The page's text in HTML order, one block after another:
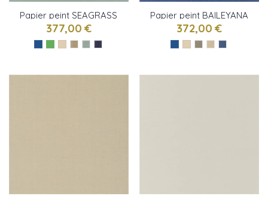
Papier peint SEAGRASS
WEAVE de Ralph Lauren
377,00 €
Papier peint BAILEYANA
de Ralph Lauren
372,00 €